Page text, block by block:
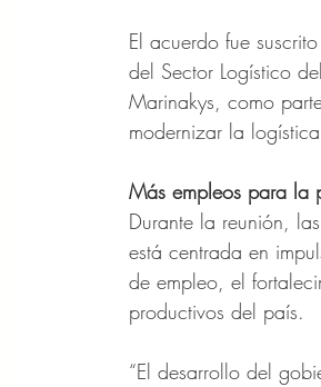
El acuerdo fue
del Sector Logístico
Marinakys, como
modernizar la
Más empleos para la
Durante la reunión,
está centrada en
de empleo, el
productivos del país.
“El desarrollo del